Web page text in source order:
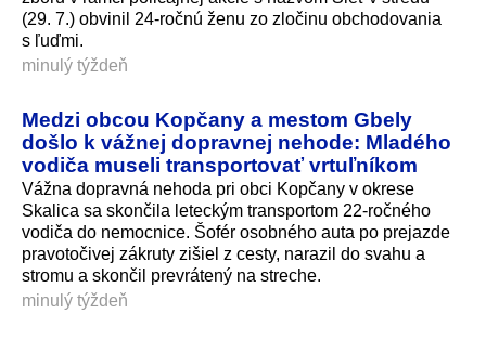
(29. 7.) obvinil 24-ročnú ženu zo zločinu obchodovania
s ľuďmi.
minulý týždeň
Medzi obcou Kopčany a mestom Gbely
došlo k vážnej dopravnej nehode: Mladého
vodiča museli transportovať vrtuľníkom
Vážna dopravná nehoda pri obci Kopčany v okrese
Skalica sa skončila leteckým transportom 22-ročného
vodiča do nemocnice. Šofér osobného auta po prejazde
pravotočivej zákruty zišiel z cesty, narazil do svahu a
stromu a skončil prevrátený na streche.
minulý týždeň